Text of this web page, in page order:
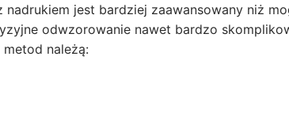
jest bardziej zaawansowany niż
odwzorowanie nawet bardzo
należą: